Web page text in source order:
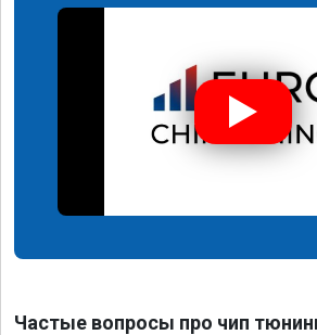
Частые вопросы про чип